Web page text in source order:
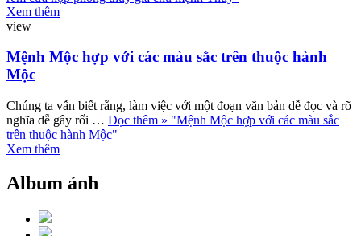
Xem thêm
view
Mệnh Mộc hợp với các màu sắc trên thuộc hành
Mộc
Chúng ta vẫn biết rằng, làm việc với một đoạn văn bản dễ đọc và rõ
nghĩa dễ gây rối … Đọc thêm » "Mệnh Mộc hợp với các màu sắc
trên thuộc hành Mộc"
Xem thêm
Album ảnh